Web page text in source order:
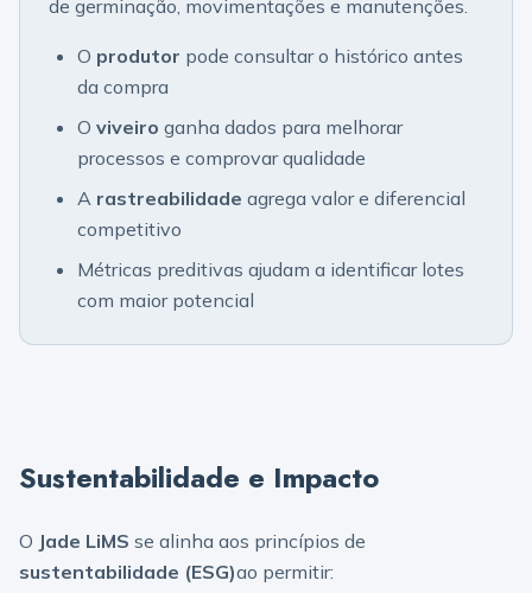
de germinação, movimentações e manutenções.
O produtor pode consultar o histórico antes
da compra
O viveiro ganha dados para melhorar
processos e comprovar qualidade
A rastreabilidade agrega valor e diferencial
competitivo
Métricas preditivas ajudam a identificar lotes
com maior potencial
Sustentabilidade e Impacto
O Jade LiMS se alinha aos princípios de
sustentabilidade (ESG)ao permitir: